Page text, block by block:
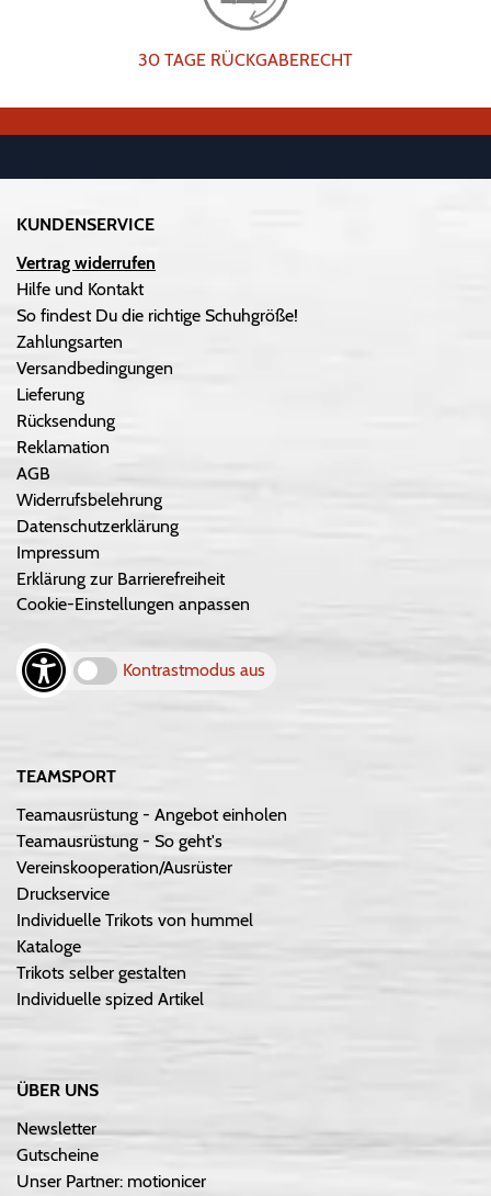
30 TAGE RÜCKGABERECHT
KUNDENSERVICE
Vertrag widerrufen
Hilfe und Kontakt
So findest Du die richtige Schuhgröße!
Zahlungsarten
Versandbedingungen
Lieferung
Rücksendung
Reklamation
AGB
Widerrufsbelehrung
Datenschutzerklärung
Impressum
Erklärung zur Barrierefreiheit
Cookie-Einstellungen anpassen
Kontrastmodus aus
TEAMSPORT
Teamausrüstung - Angebot einholen
Teamausrüstung - So geht's
Vereinskooperation/Ausrüster
Druckservice
Individuelle Trikots von hummel
Kataloge
Trikots selber gestalten
Individuelle spized Artikel
ÜBER UNS
Newsletter
Gutscheine
Unser Partner: motionicer